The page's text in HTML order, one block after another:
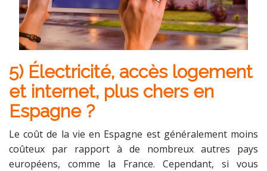
5) Électricité, accès logement
et internet, plus chers en
Espagne ?
Le coût de la vie en Espagne est généralement moins
coûteux par rapport à de nombreux autres pays
européens, comme la France. Cependant, si vous